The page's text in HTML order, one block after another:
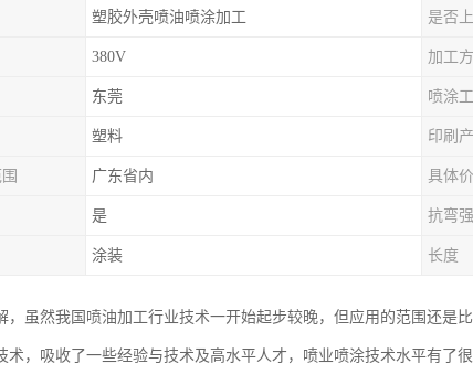
塑胶外壳喷油喷涂加工 是否上
380V 加工
东莞 喷涂
塑料 印刷
广东省内 具体
是 抗弯
涂装 长度
，虽然我国喷油加工行业技术一开始起步较晚，但应用的范围还是
术，吸收了一些经验与技术及高水平人才，喷业喷涂技术水平有了